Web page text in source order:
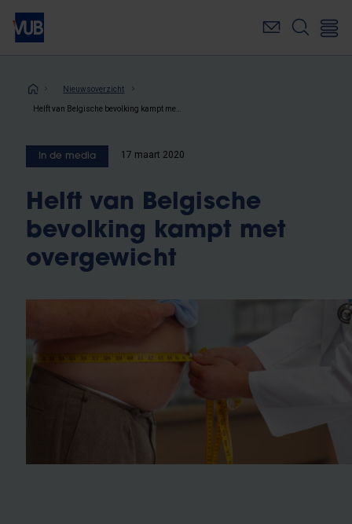
Overslaan
naar
inhoudKruimelpad
Nieuwsoverzicht
In de media 17 maart 2020
Helft van Belgische
bevolking kampt met
overgewicht